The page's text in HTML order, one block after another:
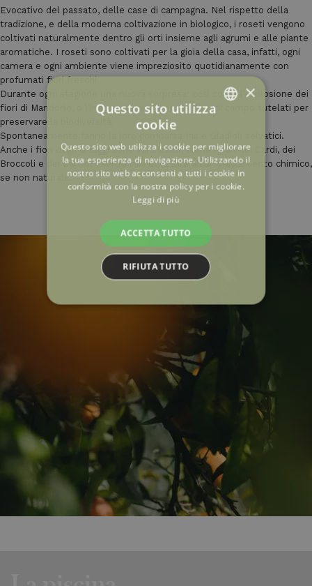
Evocativo del passato, delle case di campagna. Nel rispetto della
tradizione, e della moderna coltivazione in biologico, i roseti vengono
coltivati naturalmente dentro gli orti insieme agli agrumi e alle piante
aromatiche. I roseti sono coltivati per la gioia della casa, infatti, ogni
camera e ogni ambiente viene impreziosito quotidianamente con
profumati fiori freschi.
Durante ogni stagione una nuova sorpresa: così come l’esplosione dei
fiori di Mandorlo, o l’inebriante profumo dei fiori di campo tutelati per
preservare la biodiversità.
Spontaneamente fanno la loro comparsa Iris e Gladioli selvatici.
Anche i fiori degli ortaggi sono valorizzati, come i fiori dei Cardi, dei
Broccoli e dei Carciofi, senza mai utilizzare alcun trattamento chimico,
se non naturale.
ENGLISH
FRENCH
×
Questo sito utilizza
cookie
Questo sito web utilizza i cookie per migliorare
la tua esperienza di navigazione. Utilizzando il
nostro sito web acconsenti a tutti i cookie in
conformità con la nostra policy per i cookie.
Leggi di più
ACCETTA TUTTO
RIFIUTA TUTTO